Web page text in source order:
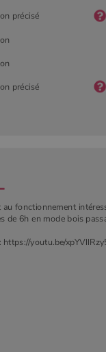
précisé
précisé
au fonctionnement
de 6h en mode bois
https://youtu.be/
Google
7